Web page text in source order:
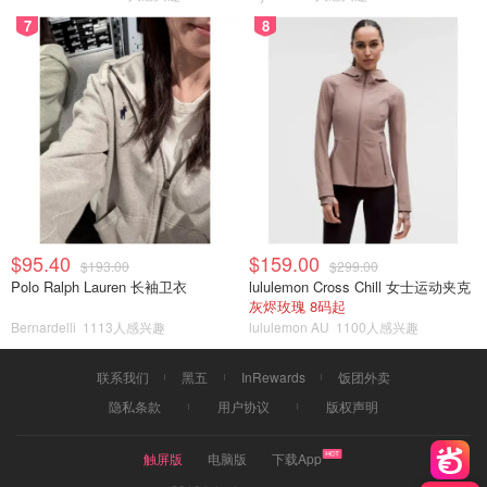
7
$95.40 $193.00
Polo Ralph Lauren 长袖卫衣
Bernardelli 1113人感兴趣
8
$159.00 $299.00
lululemon Cross Chill 女士运动夹克
灰烬玫瑰 8码起
lululemon AU 1100人感兴趣
联系我们 黑五 InRewards
饭团外卖
隐私条款
用户协议 版权声明
触屏版 电脑版
下载App